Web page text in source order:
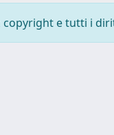
e tutti i